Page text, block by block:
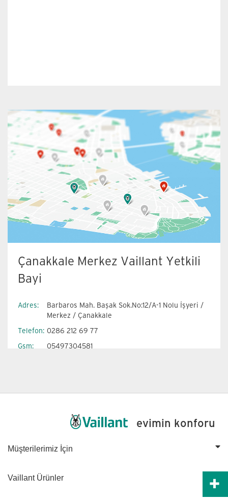
Çanakkale Merkez Vaillant Yetkili
Bayi
Adres:
Barbaros Mah. Başak Sok.No:12/A-1 Nolu İşyeri /
Merkez / Çanakkale
Telefon: 0286 212 69 77
Gsm: 05497304581
evimin konforu
Müşterilerimiz İçin
Vaillant Ürünler